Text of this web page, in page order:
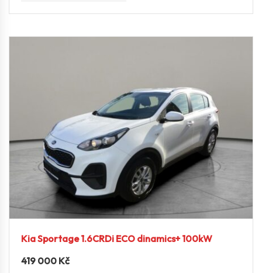
Kia Sportage 1.6CRDi ECO dinamics+ 100kW
419 000 Kč